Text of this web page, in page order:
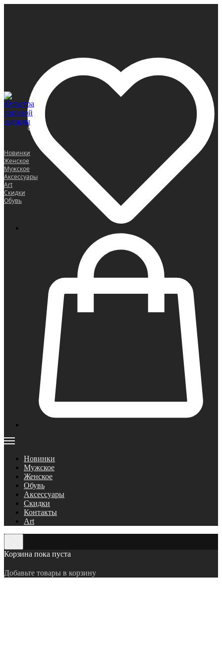
0
Новинки
Женское
Мужское
Аксессуары
Art
Скидки
Обувь
Новинки
Мужское
Женское
Обувь
Аксессуары
Скидки
Контакты
Art
Корзина пока пуста
Добавьте товары в корзину